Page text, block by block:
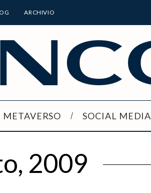
ARCHIVIO
METAVERSO SOCIAL MEDIA
2009